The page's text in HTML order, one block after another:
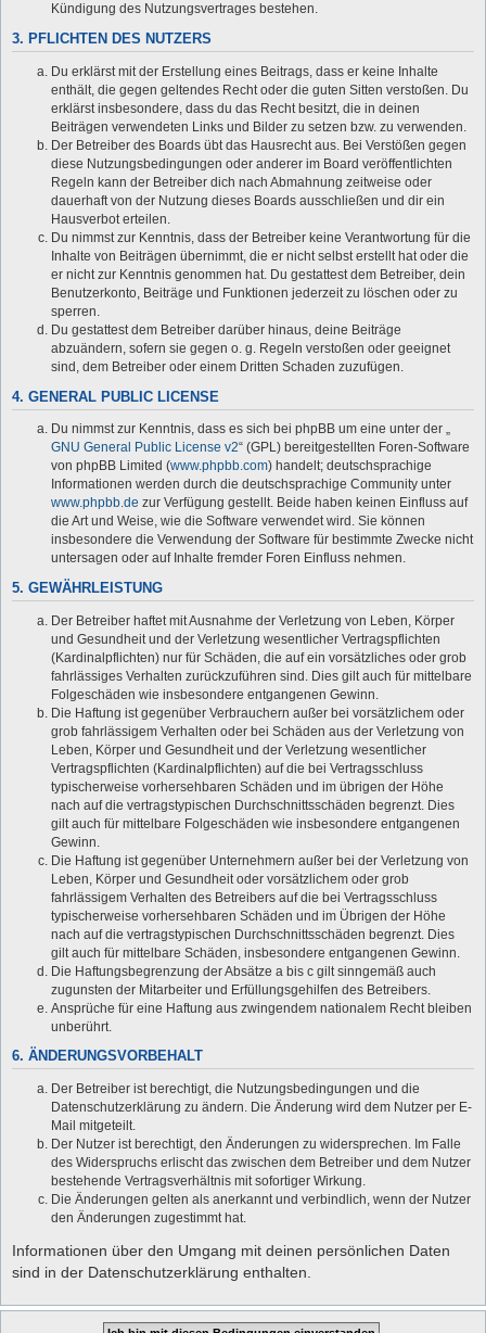
Kündigung des Nutzungsvertrages bestehen.
3. PFLICHTEN DES NUTZERS
Du erklärst mit der Erstellung eines Beitrags, dass er keine Inhalte
enthält, die gegen geltendes Recht oder die guten Sitten verstoßen. Du
erklärst insbesondere, dass du das Recht besitzt, die in deinen
Beiträgen verwendeten Links und Bilder zu setzen bzw. zu verwenden.
Der Betreiber des Boards übt das Hausrecht aus. Bei Verstößen gegen
diese Nutzungsbedingungen oder anderer im Board veröffentlichten
Regeln kann der Betreiber dich nach Abmahnung zeitweise oder
dauerhaft von der Nutzung dieses Boards ausschließen und dir ein
Hausverbot erteilen.
Du nimmst zur Kenntnis, dass der Betreiber keine Verantwortung für die
Inhalte von Beiträgen übernimmt, die er nicht selbst erstellt hat oder die
er nicht zur Kenntnis genommen hat. Du gestattest dem Betreiber, dein
Benutzerkonto, Beiträge und Funktionen jederzeit zu löschen oder zu
sperren.
Du gestattest dem Betreiber darüber hinaus, deine Beiträge
abzuändern, sofern sie gegen o. g. Regeln verstoßen oder geeignet
sind, dem Betreiber oder einem Dritten Schaden zuzufügen.
4. GENERAL PUBLIC LICENSE
Du nimmst zur Kenntnis, dass es sich bei phpBB um eine unter der „
GNU General Public License v2“ (GPL) bereitgestellten Foren-Software
von phpBB Limited (www.phpbb.com) handelt; deutschsprachige
Informationen werden durch die deutschsprachige Community unter
www.phpbb.de zur Verfügung gestellt. Beide haben keinen Einfluss auf
die Art und Weise, wie die Software verwendet wird. Sie können
insbesondere die Verwendung der Software für bestimmte Zwecke nicht
untersagen oder auf Inhalte fremder Foren Einfluss nehmen.
5. GEWÄHRLEISTUNG
Der Betreiber haftet mit Ausnahme der Verletzung von Leben, Körper
und Gesundheit und der Verletzung wesentlicher Vertragspflichten
(Kardinalpflichten) nur für Schäden, die auf ein vorsätzliches oder grob
fahrlässiges Verhalten zurückzuführen sind. Dies gilt auch für mittelbare
Folgeschäden wie insbesondere entgangenen Gewinn.
Die Haftung ist gegenüber Verbrauchern außer bei vorsätzlichem oder
grob fahrlässigem Verhalten oder bei Schäden aus der Verletzung von
Leben, Körper und Gesundheit und der Verletzung wesentlicher
Vertragspflichten (Kardinalpflichten) auf die bei Vertragsschluss
typischerweise vorhersehbaren Schäden und im übrigen der Höhe
nach auf die vertragstypischen Durchschnittsschäden begrenzt. Dies
gilt auch für mittelbare Folgeschäden wie insbesondere entgangenen
Gewinn.
Die Haftung ist gegenüber Unternehmern außer bei der Verletzung von
Leben, Körper und Gesundheit oder vorsätzlichem oder grob
fahrlässigem Verhalten des Betreibers auf die bei Vertragsschluss
typischerweise vorhersehbaren Schäden und im Übrigen der Höhe
nach auf die vertragstypischen Durchschnittsschäden begrenzt. Dies
gilt auch für mittelbare Schäden, insbesondere entgangenen Gewinn.
Die Haftungsbegrenzung der Absätze a bis c gilt sinngemäß auch
zugunsten der Mitarbeiter und Erfüllungsgehilfen des Betreibers.
Ansprüche für eine Haftung aus zwingendem nationalem Recht bleiben
unberührt.
6. ÄNDERUNGSVORBEHALT
Der Betreiber ist berechtigt, die Nutzungsbedingungen und die
Datenschutzerklärung zu ändern. Die Änderung wird dem Nutzer per E-
Mail mitgeteilt.
Der Nutzer ist berechtigt, den Änderungen zu widersprechen. Im Falle
des Widerspruchs erlischt das zwischen dem Betreiber und dem Nutzer
bestehende Vertragsverhältnis mit sofortiger Wirkung.
Die Änderungen gelten als anerkannt und verbindlich, wenn der Nutzer
den Änderungen zugestimmt hat.
Informationen über den Umgang mit deinen persönlichen Daten
sind in der Datenschutzerklärung enthalten.